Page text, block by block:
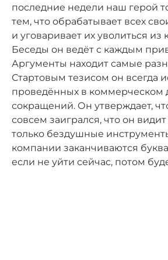
последние недели наш герой
тем, что обрабатывает всех
и уговаривает их уволиться из
Беседы он ведёт с каждым
Аргументы находит самые
Стартовым тезисом он всегда
проведённых в коммерческом
сокращений. Он утверждает,
совсем заигрался, что он
только бездушные
компании заканчиваются
если не уйти сейчас, потом